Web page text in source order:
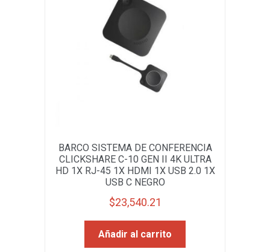
BARCO SISTEMA DE CONFERENCIA
CLICKSHARE C-10 GEN II 4K ULTRA
HD 1X RJ-45 1X HDMI 1X USB 2.0 1X
USB C NEGRO
$23,540.21
Añadir al carrito